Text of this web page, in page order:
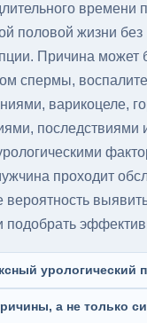
времени
половой жизни без
Причина может
спермы,
варикоцеле,
последствиями
проходит
подобрать
урологический
а не только